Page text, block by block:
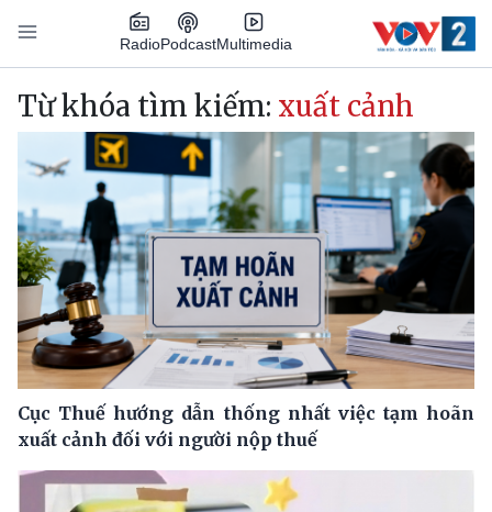
Nhảy đến nội dung
RadioPodcastMultimedia
Main navigation
Từ khóa tìm kiếm: xuất cảnh
Cục Thuế hướng dẫn thống nhất việc tạm hoãn
xuất cảnh đối với người nộp thuế